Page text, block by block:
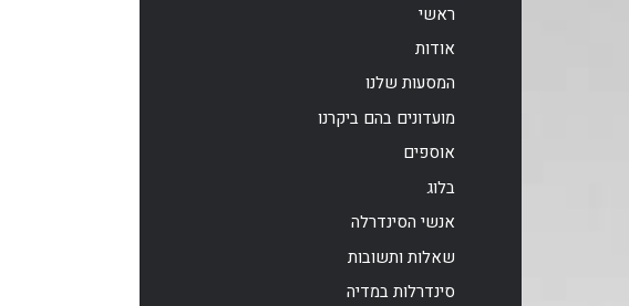
ראשי
אודות
המסעות שלנו
מועדונים בהם ביקרנו
אוספים
בלוג
אנשי הסינדרלה
שאלות ותשובות
סינדרלות במדיה